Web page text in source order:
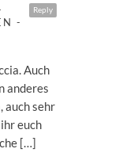
Reply
-
Auch
anderes
auch sehr
euch
[…]